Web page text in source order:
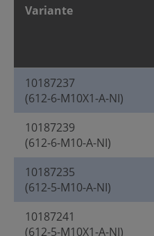
Variante
10187237
(612-6-M10X1-A-NI)
10187239
(612-6-M10-A-NI)
10187235
(612-5-M10-A-NI)
10187241
(612-5-M10X1-A-NI)